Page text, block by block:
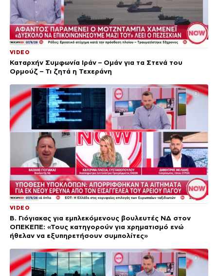
VIDEO
Καταρχήν Συμφωνία Ιράν – Ομάν για τα Στενά του
Ορμούζ – Τι ζητά η Τεχεράνη
VIDEO
Β. Γιόγιακας για εμπλεκόμενους βουλευτές ΝΔ στον
ΟΠΕΚΕΠΕ: «Τους κατηγορούν για χρηματισμό ενώ
ήθελαν να εξυπηρετήσουν συμπολίτες»